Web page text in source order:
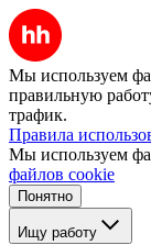
Мы используем
правильную
трафик.
Правила
Мы используем
файлов cookie
Понятно
Ищу работу